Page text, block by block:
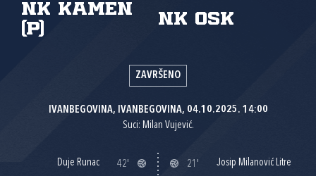
NK Kamen
(P)
NK OSK
ZAVRŠENO
IVANBEGOVINA, IVANBEGOVINA, 04.10.2025. 14:00
Suci: Milan Vujević.
Duje Runac 42' 21'
Josip Milanović Litre